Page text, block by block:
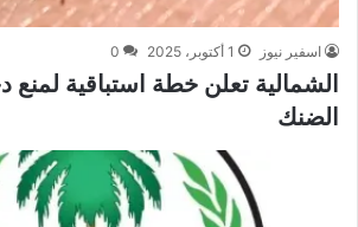
اسفير نيوز 1 أكتوبر، 2025 0
الشمالية تعلن خطة استباقية
الضنك